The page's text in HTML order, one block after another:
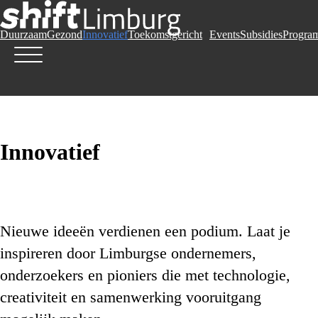
DuurzaamGezondInnovatiefToekomstgericht EventsSubsidies
Innovatief
Nieuwe ideeën verdienen een podium. Laat je
inspireren door Limburgse ondernemers,
onderzoekers en pioniers die met technologie,
creativiteit en samenwerking vooruitgang